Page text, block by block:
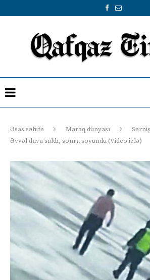
Əsas səhifə Maraq dünyası
Əvvəl dava saldı, sonra soyundu (Video izlə)